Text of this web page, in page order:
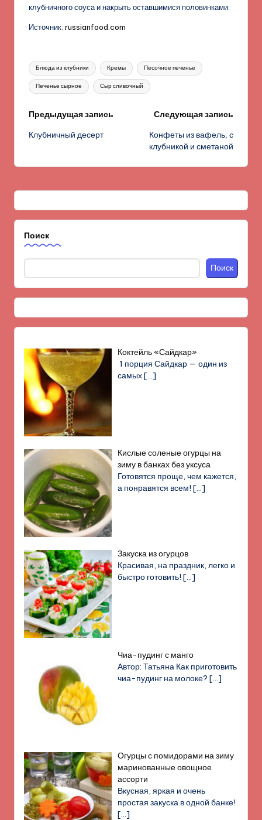
клубничного соуса и накрыть оставшимися половинками.
Источник: russianfood.com
Метки:
Блюда из клубники Кремы Песочное печенье
Печенье сырное Сыр сливочный
Навигация
записи
Предыдущая запись
Клубничный десерт
Следующая запись
Конфеты из вафель, с
клубникой и сметаной
Поиск
Поиск
Коктейль «Сайдкар»
1 порция Сайдкар — один из
самых[…]
Кислые соленые огурцы на
зиму в банках без уксуса
Готовятся проще, чем кажется,
а понравятся всем![…]
Закуска из огурцов
Красивая, на праздник, легко и
быстро готовить![…]
Чиа-пудинг с манго
Автор: Татьяна Как приготовить
чиа-пудинг на молоке?[…]
Огурцы с помидорами на зиму
маринованные овощное
ассорти
Вкусная, яркая и очень
простая закуска в одной банке!
[…]